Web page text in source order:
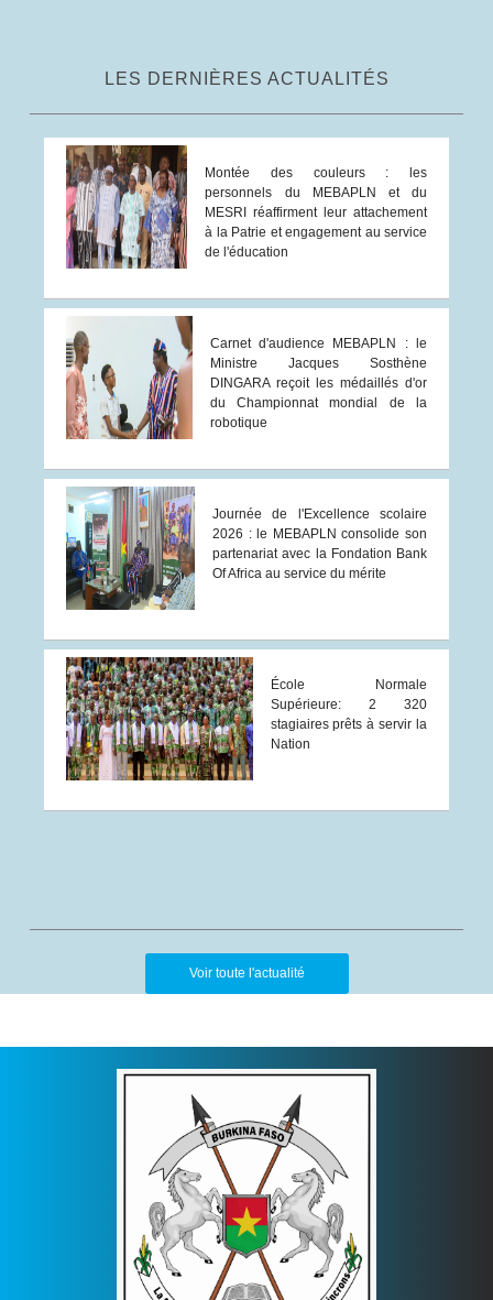
LES DERNIÈRES ACTUALITÉS
Montée des couleurs : les
personnels du MEBAPLN et du
MESRI réaffirment leur attachement
à la Patrie et engagement au service
de l'éducation
Carnet d'audience MEBAPLN : le
Ministre Jacques Sosthène
DINGARA reçoit les médaillés d'or
du Championnat mondial de la
robotique
Journée de l'Excellence scolaire
2026 : le MEBAPLN consolide son
partenariat avec la Fondation Bank
Of Africa au service du mérite
École Normale
Supérieure: 2 320
stagiaires prêts à servir la
Nation
Voir toute l'actualité